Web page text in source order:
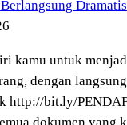
Dramatis
kamu untuk
dengan
http://bit.ly/